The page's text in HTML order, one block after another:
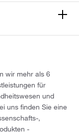
wir mehr als 6
für
und
uns finden Sie eine
,
-